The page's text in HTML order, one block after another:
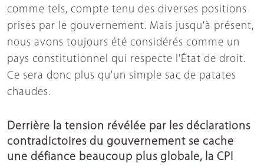
comme tels, compte tenu des diverses positions
prises par le gouvernement. Mais jusqu'à présent,
nous avons toujours été considérés comme un
pays constitutionnel qui respecte l'État de droit.
Ce sera donc plus qu'un simple sac de patates
chaudes.
Derrière la tension révélée par les déclarations
contradictoires du gouvernement se cache
une défiance beaucoup plus globale, la CPI